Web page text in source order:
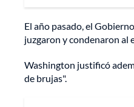
El año pasado, el
juzgaron y condenaron al
Washington justificó
de brujas".